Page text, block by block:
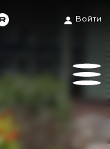
Войти